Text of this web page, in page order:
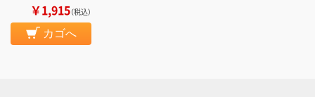
￥1,915（税込）
カゴへ